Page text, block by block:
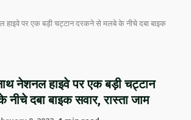
हाइवे पर एक बड़ी चट्टान दरकने से मलबे के नीचे दबा बाइक
नेशनल हाइवे पर एक बड़ी चट्टान
दबा बाइक सवार, रास्ता जाम